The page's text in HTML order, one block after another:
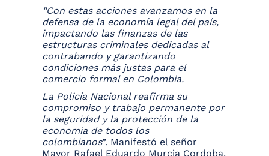
“Con estas acciones avanzamos en la
defensa de la economía legal del país,
impactando las finanzas de las
estructuras criminales dedicadas al
contrabando y garantizando
condiciones más justas para el
comercio formal en Colombia.
La Policía Nacional reafirma su
compromiso y trabajo permanente por
la seguridad y la protección de la
economía de todos los
colombianos”. Manifestó el señor
Mayor Rafael Eduardo Murcia Cordoba,